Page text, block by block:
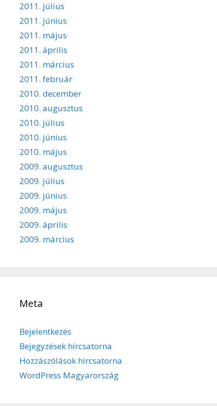
2011. július
2011. június
2011. május
2011. április
2011. március
2011. február
2010. december
2010. augusztus
2010. július
2010. június
2010. május
2009. augusztus
2009. július
2009. június
2009. május
2009. április
2009. március
Meta
Bejelentkezés
Bejegyzések hírcsatorna
Hozzászólások hírcsatorna
WordPress Magyarország